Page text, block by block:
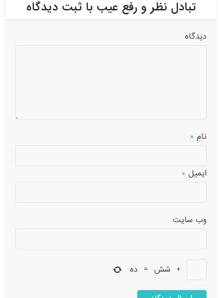
تبادل نظر و رفع عیب با ثبت دیدگاه
دیدگاه
نام*
ایمیل*
وب‌ سایت
+ شش = ده